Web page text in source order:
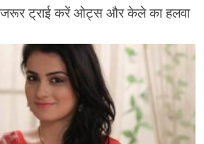
जरूर ट्राई करें ओट्स और केले का हलवा